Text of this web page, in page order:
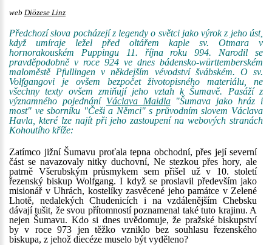
web Diözese Linz
Předchozí slova pocházejí z legendy o světci jako výrok z jeho úst,
když umíraje ležel před oltářem kaple sv. Otmara v
hornorakouském Puppingu 11. října roku 994. Narodil se
pravděpodobně v roce 924 ve dnes bádensko-württemberském
maloměstě Pfullingen v někdejším vévodství švábském. O sv.
Volfgangovi je ovšem bezpočet životopisného materiálu, ne
všechny texty ovšem zmiňují jeho vztah k Šumavě. Pasáží z
významného pojednání Václava Maidla"Šumava jako hráz i
most" ve sborníku "Češi a Němci" s průvodním slovem Václava
Havla, které lze najít při jeho zastoupení na webových stranách
Kohoutího kříže:
Zatímco jižní Šumavu proťala tepna obchodní, přes její severní
část se navazovaly nitky duchovní, Ne stezkou přes hory, ale
patrně Všerubským průsmykem sem přišel už v 10. století
řezenský biskup Wolfgang. I když se proslavil především jako
misionář v Uhrách, kostelíky zasvěcené jeho památce v Zelené
Lhotě, nedalekých Chudenicích i na vzdálenějším Chebsku
dávají tušit, že svou přítomností poznamenal také tuto krajinu. A
nejen Šumavu. Kdo si dnes uvědomuje, že pražské biskupství
by v roce 973 jen těžko vzniklo bez souhlasu řezenského
biskupa, z jehož diecéze muselo být vyděleno?